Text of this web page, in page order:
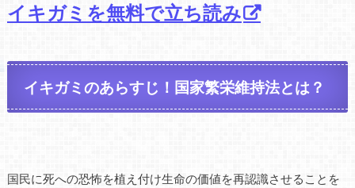
イキガミを無料で立ち読み
イキガミのあらすじ！国家繁栄維持法とは？
国民に死への恐怖を植え付け生命の価値を再認識させることを